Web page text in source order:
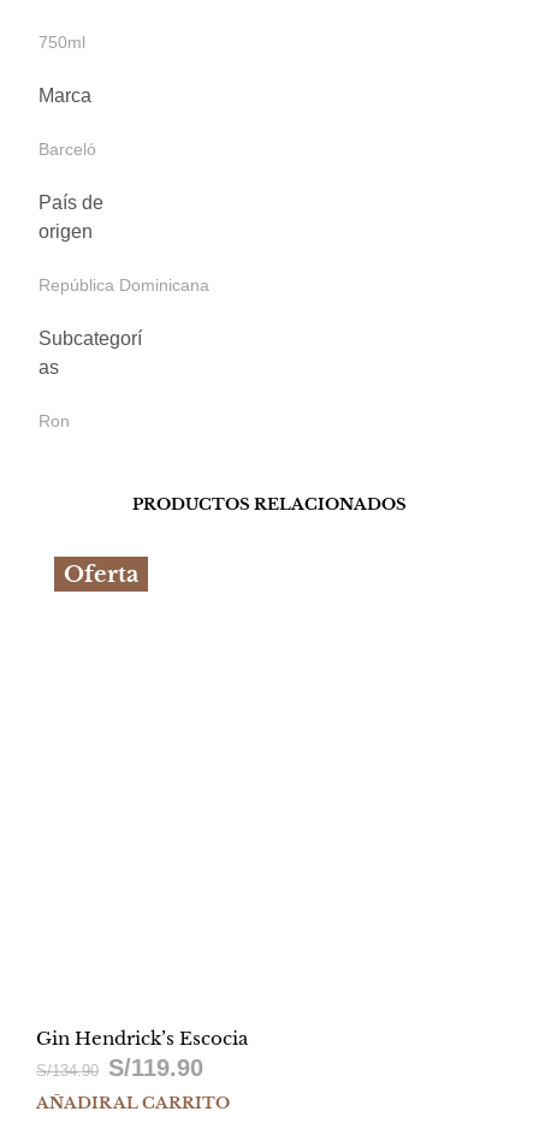
750ml
Marca
Barceló
País de
origen
República Dominicana
Subcategorí
as
Ron
PRODUCTOS RELACIONADOS
Oferta
Gin Hendrick’s Escocia
S/134.90 El
precio
S/119.90El
precio
AÑADIR AL CARRITO